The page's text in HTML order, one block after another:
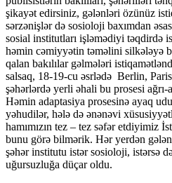
şikayət edirsiniz, gələnləri özünüz
sərzənişlər də sosioloji baxımdan
sosial institutları işləmədiyi təqdirdə
həmin cəmiyyətin təməlini silkələyə
qalan bakılılar gəlmələri
salsaq, 18-19-cu əsrlədə Berlin,
şəhərlərdə yerli əhali bu prosesi ağrı-
Həmin adaptasiya prosesinə ayaq
yəhudilər, hələ də ənənəvi
hamımızın tez – tez səfər etdiyimiz
bunu görə bilmərik. Hər yerdən gələn
şəhər institutu istər sosioloji, istərsə
uğursuzluğa düçar oldu.